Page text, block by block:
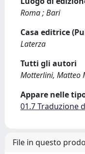
Roma ; Bari
Casa editrice
Laterza
Tutti gli autori
Motterlini, Matteo
Appare nelle
01.7 Traduzione
File in questo